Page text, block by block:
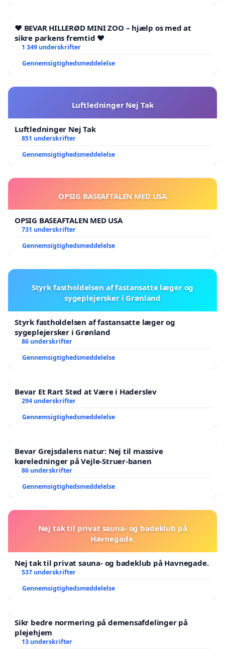
❤️ BEVAR HILLERØD MINI ZOO – hjælp os med at
sikre parkens fremtid ❤️
1 349 underskrifter
Gennemsigtighedsmeddelelse
Luftledninger Nej Tak
Luftledninger Nej Tak
851 underskrifter
Gennemsigtighedsmeddelelse
OPSIG BASEAFTALEN MED USA
OPSIG BASEAFTALEN MED USA
731 underskrifter
Gennemsigtighedsmeddelelse
Styrk fastholdelsen af fastansatte læger og
sygeplejersker i Grønland
Styrk fastholdelsen af fastansatte læger og
sygeplejersker i Grønland
86 underskrifter
Gennemsigtighedsmeddelelse
Bevar Et Rart Sted at Være i Haderslev
294 underskrifter
Gennemsigtighedsmeddelelse
Bevar Grejsdalens natur: Nej til massive
køreledninger på Vejle-Struer-banen
86 underskrifter
Gennemsigtighedsmeddelelse
Nej tak til privat sauna- og badeklub på
Havnegade.
Nej tak til privat sauna- og badeklub på Havnegade.
537 underskrifter
Gennemsigtighedsmeddelelse
Sikr bedre normering på demensafdelinger på
plejehjem
13 underskrifter